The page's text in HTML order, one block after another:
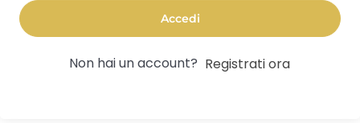
Accedi
Non hai un account? Registrati ora